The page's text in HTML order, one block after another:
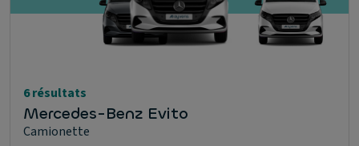
6 résultats
Mercedes-Benz Evito
Camionette